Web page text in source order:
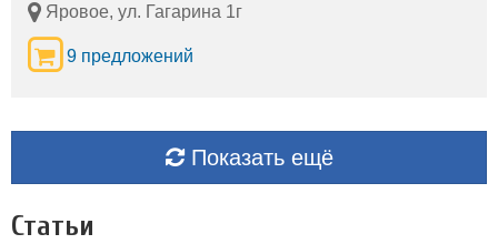
Яровое, ул. Гагарина 1г
9 предложений
Показать ещё
Статьи